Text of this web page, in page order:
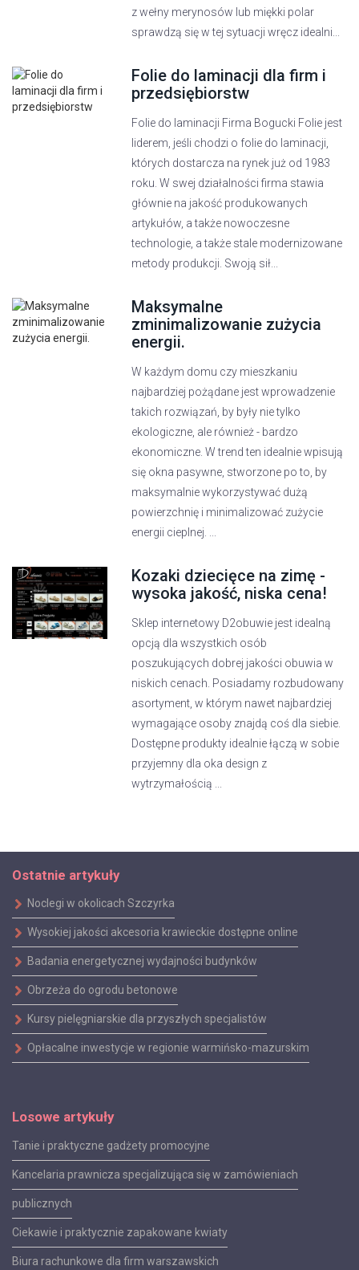
z wełny merynosów lub miękki polar
sprawdzą się w tej sytuacji wręcz idealni...
Folie do laminacji dla firm i
przedsiębiorstw
Folie do laminacji Firma Bogucki Folie jest
liderem, jeśli chodzi o folie do laminacji,
których dostarcza na rynek już od 1983
roku. W swej działalności firma stawia
głównie na jakość produkowanych
artykułów, a także nowoczesne
technologie, a także stale modernizowane
metody produkcji. Swoją sił...
Maksymalne
zminimalizowanie zużycia
energii.
W każdym domu czy mieszkaniu
najbardziej pożądane jest wprowadzenie
takich rozwiązań, by były nie tylko
ekologiczne, ale również - bardzo
ekonomiczne. W trend ten idealnie wpisują
się okna pasywne, stworzone po to, by
maksymalnie wykorzystywać dużą
powierzchnię i minimalizować zużycie
energii cieplnej. ...
Kozaki dziecięce na zimę -
wysoka jakość, niska cena!
Sklep internetowy D2obuwie jest idealną
opcją dla wszystkich osób
poszukujących dobrej jakości obuwia w
niskich cenach. Posiadamy rozbudowany
asortyment, w którym nawet najbardziej
wymagające osoby znajdą coś dla siebie.
Dostępne produkty idealnie łączą w sobie
przyjemny dla oka design z
wytrzymałością ...
Ostatnie artykuły
Noclegi w okolicach Szczyrka
Wysokiej jakości akcesoria krawieckie dostępne online
Badania energetycznej wydajności budynków
Obrzeża do ogrodu betonowe
Kursy pielęgniarskie dla przyszłych specjalistów
Opłacalne inwestycje w regionie warmińsko-mazurskim
Losowe artykuły
Tanie i praktyczne gadżety promocyjne
Kancelaria prawnicza specjalizująca się w zamówieniach
publicznych
Ciekawie i praktycznie zapakowane kwiaty
Biura rachunkowe dla firm warszawskich